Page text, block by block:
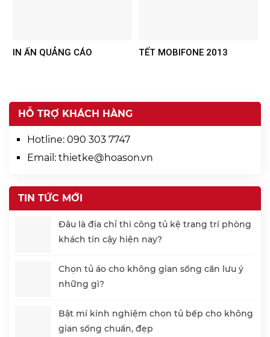
IN ẤN QUẢNG CÁO TẾT MOBIFONE 2013
HỖ TRỢ KHÁCH HÀNG
Hotline: 090 303 7747
Email: thietke@hoason.vn
TIN TỨC MỚI
Đâu là địa chỉ thi công tủ kệ trang trí phòng
khách tin cậy hiện nay?
Chọn tủ áo cho không gian sống cần lưu ý
những gì?
Bật mí kinh nghiệm chọn tủ bếp cho không
gian sống chuẩn, đẹp